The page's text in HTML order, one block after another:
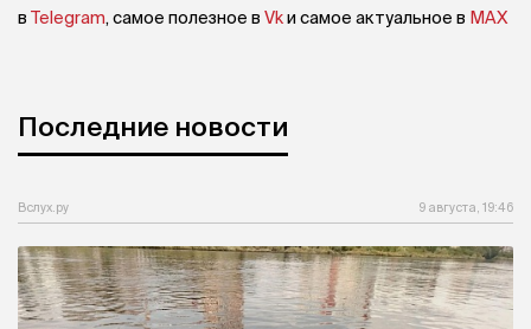
в Telegram, самое полезное в Vkи самое актуальное в MAX
Последние новости
Вслух.ру 9 августа, 19:46